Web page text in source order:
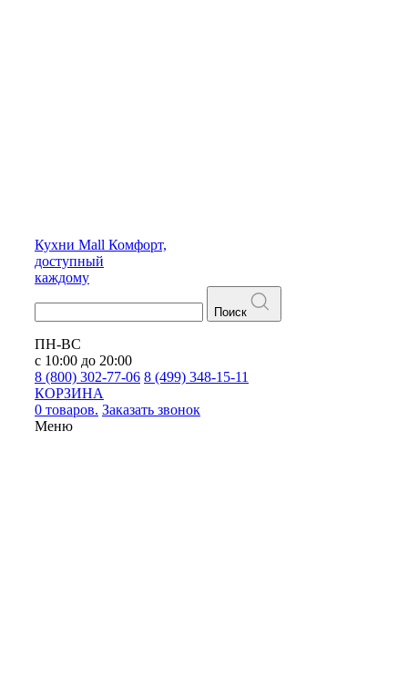
Кухни Mall Комфорт,
доступный
каждому
Поиск
ПН-ВС
с 10:00 до 20:00
8 (800) 302-77-06 8 (499) 348-15-11
КОРЗИНА
0 товаров. Заказать звонок
Меню